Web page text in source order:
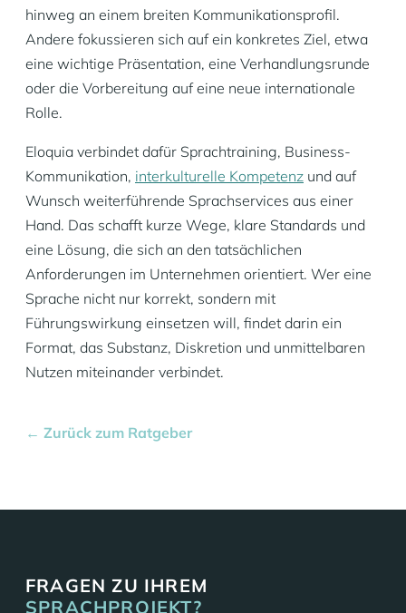
hinweg an einem breiten Kommunikationsprofil.
Andere fokussieren sich auf ein konkretes Ziel, etwa
eine wichtige Präsentation, eine Verhandlungsrunde
oder die Vorbereitung auf eine neue internationale
Rolle.
Eloquia verbindet dafür Sprachtraining, Business-
Kommunikation, interkulturelle Kompetenz und auf
Wunsch weiterführende Sprachservices aus einer
Hand. Das schafft kurze Wege, klare Standards und
eine Lösung, die sich an den tatsächlichen
Anforderungen im Unternehmen orientiert. Wer eine
Sprache nicht nur korrekt, sondern mit
Führungswirkung einsetzen will, findet darin ein
Format, das Substanz, Diskretion und unmittelbaren
Nutzen miteinander verbindet.
← Zurück zum Ratgeber
FRAGEN ZU IHREM
SPRACHPROJEKT?